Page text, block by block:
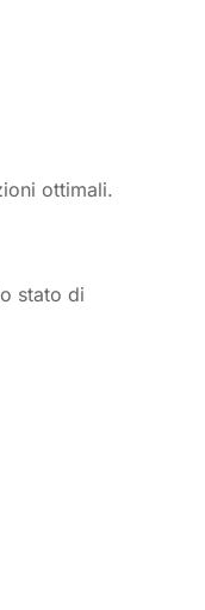
ottimali.
stato di